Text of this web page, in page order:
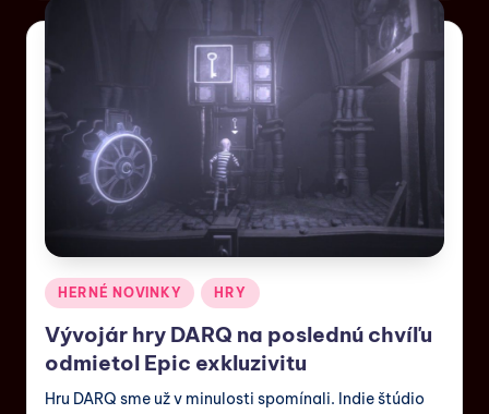
HERNÉ NOVINKY HRY
Vývojár hry DARQ na poslednú chvíľu
odmietol Epic exkluzivitu
Hru DARQ sme už v minulosti spomínali. Indie štúdio